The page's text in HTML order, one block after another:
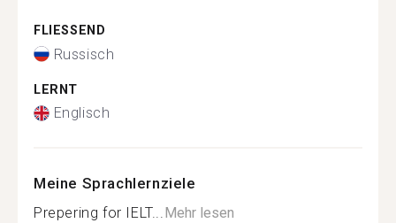
FLIESSEND
Russisch
LERNT
Englisch
Meine Sprachlernziele
Prepering for IELT...Mehr lesen